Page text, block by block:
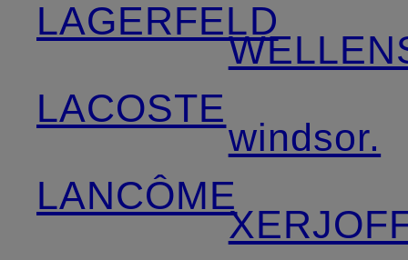
LAGERFELD
LACOSTE
LANCÔME
windsor.